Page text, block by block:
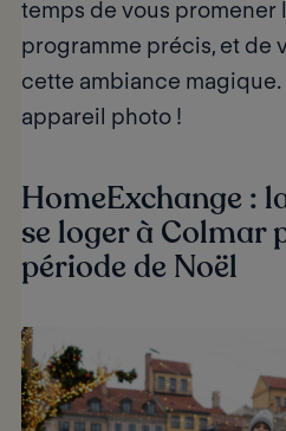
temps de vous promener
programme précis, et de
cette ambiance magique.
appareil photo !
HomeExchange :
se loger à Colmar
période de Noël